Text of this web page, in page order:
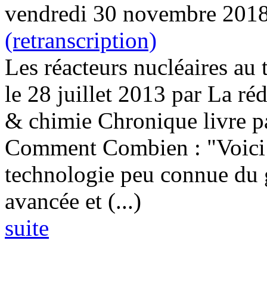
vendredi 30 novembre
(retranscription)
Les réacteurs nucléaires
le 28 juillet 2013 par La
& chimie Chronique livre
Comment Combien :
technologie peu connue
avancée et (...)
suite